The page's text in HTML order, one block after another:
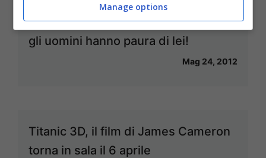
Bar Refaeli non trova un fidanzato:
gli uomini hanno paura di lei!
Mag 24, 2012
Titanic 3D, il film di James Cameron
torna in sala il 6 aprile
Manage options